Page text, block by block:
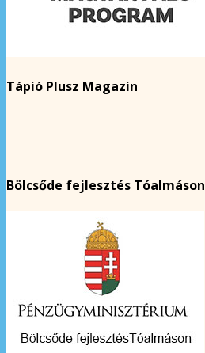
Tápió Plusz Magazin
Bölcsőde fejlesztés Tóalmáson